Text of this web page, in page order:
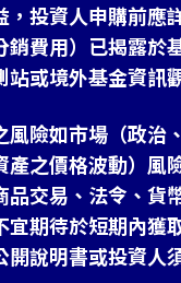
投資人申購前應
費用）已揭露於
或境外基金資訊
險如市場（政治
之價格波動）風
交易、法令、貨
期待於短期內獲
說明書或投資人